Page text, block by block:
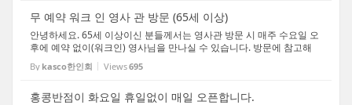
무 예약 워크 인 영사 관 방문 (65세 이상)
안녕하세요. 65세 이상이신 분들께서는 영사관 방문 시 매주 수요일 오
후에 예약 없이(워크인) 영사님을 만나실 수 있습니다. 방문에 참고해
주시기 바랍니다. 감사합니다.
By kasco한인회 Views695
홍콩반점이 화요일 휴일없이 매일 오픈합니다.